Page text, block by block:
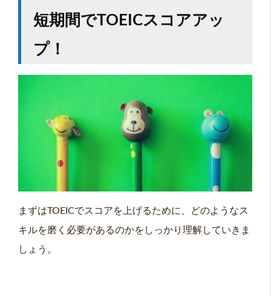
短期間でTOEICスコアアッ
プ！
まずはTOEICでスコアを上げるために、どのようなス
キルを磨く必要があるのかをしっかり理解していきま
しょう。